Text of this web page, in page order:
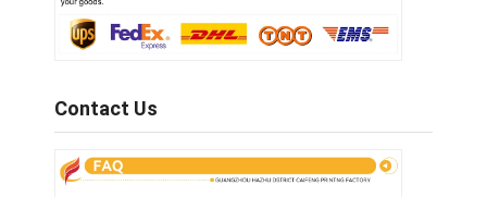
Contact Us